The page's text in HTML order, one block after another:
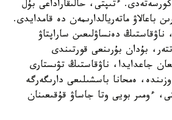
ءتىپتى، حالىقاراداعى بۇل
باعالاۋ ماتەريالدارىمەن دە قامدايدى.
دەنساۋلىعىن ساراپتاۋ
بۇدان بۇرىنعى قورتىندى
جاعدايدا، ناۋقاستىڭ تۋىستارى
ەمحانا باسشىلىعى دارىگەرگە
ءومىر بويى وتا جاساۋ قۇقىعىنان